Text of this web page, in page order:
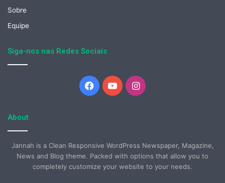
Sobre
Equipe
Siga-nos nas Redes Sociais
Facebook
YouTubeInstagram
About
Jannah is a Clean Responsive WordPress Newspaper, Magazine,
News and Blog theme. Packed with options that allow you to
completely customize your website to your needs.